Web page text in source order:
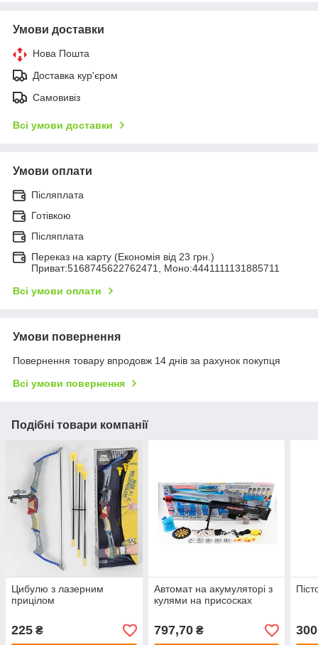
Умови доставки
Нова Пошта
Доставка кур'єром
Самовивіз
Всі умови доставки
Умови оплати
Післяплата
Готівкою
Післяплата
Переказ на карту (Економія від 23 грн.)
Приват:5168745622762471, Моно:4441111131885711
Всі умови оплати
Умови повернення
Повернення товару впродовж 14 днів за рахунок покупця
Всі умови повернення
Подібні товари компанії
Цибулю з лазерним
прицілом
225 ₴
Автомат на акумуляторі з
кулями на присосках
797,70₴ 300